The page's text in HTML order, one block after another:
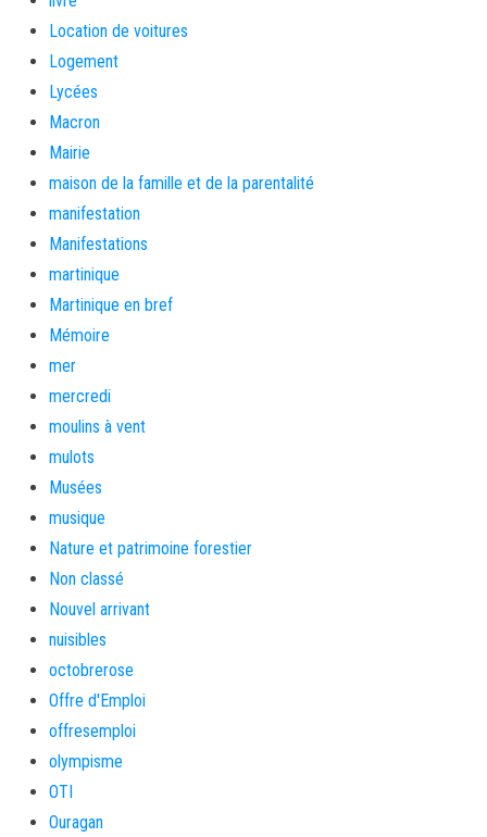
Location de voitures
Logement
Lycées
Macron
Mairie
maison de la famille et de la parentalité
manifestation
Manifestations
martinique
Martinique en bref
Mémoire
mer
mercredi
moulins à vent
mulots
Musées
musique
Nature et patrimoine forestier
Non classé
Nouvel arrivant
nuisibles
octobrerose
Offre d'Emploi
offresemploi
olympisme
OTI
Ouragan